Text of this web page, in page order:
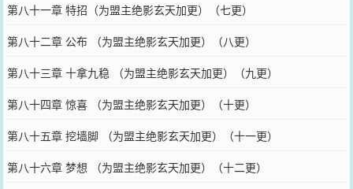
第八十一章 特招（为盟主绝影玄天加更）（七更）
第八十二章 公布 （为盟主绝影玄天加更）（八更）
第八十三章 十拿九稳 （为盟主绝影玄天加更）（九更）
第八十四章 惊喜 （为盟主绝影玄天加更）（十更）
第八十五章 挖墙脚 （为盟主绝影玄天加更）（十一更）
第八十六章 梦想 （为盟主绝影玄天加更）（十二更）